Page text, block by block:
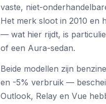
vaste, niet-
Het merk sloot in 2010 en
— wat hier rijdt, is
of een Aura-sedan.
Beide modellen zijn
en -5% verbruik —
Outlook, Relay en Vue